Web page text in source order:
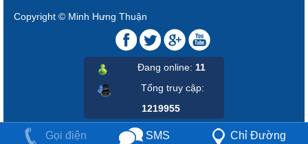
Copyright © Minh Hưng Thuận
Đang online: 11
Tổng truy cập:
1219955
Gọi điện SMS Chỉ Đường
Tieeu de